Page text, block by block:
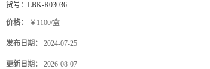
货号： LBK-R03036
价格： ￥1100/盒
发布日期： 2024-07-25
更新日期： 2026-08-07